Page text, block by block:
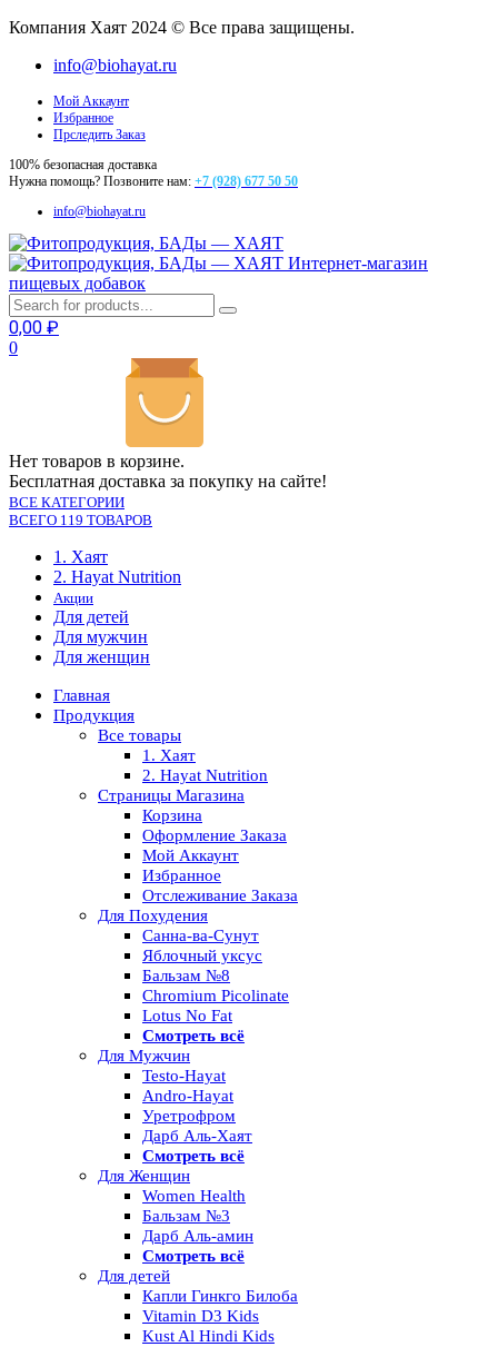
Компания Хаят 2024 © Все права защищены.
info@biohayat.ru
Мой Аккаунт
Избранное
Прследить Заказ
100% безопасная доставка
Нужна помощь? Позвоните нам: +7 (928) 677 50 50
info@biohayat.ru
Интернет-магазин
пищевых добавок
0,00 ₽
0
Нет товаров в корзине.
Бесплатная доставка за покупку на сайте!
ВСЕ КАТЕГОРИИ
ВСЕГО 119 ТОВАРОВ
1. Хаят
2. Hayat Nutrition
Акции
Для детей
Для мужчин
Для женщин
Главная
Продукция
Все товары
1. Хаят
2. Hayat Nutrition
Страницы Магазина
Корзина
Оформление Заказа
Мой Аккаунт
Избранное
Отслеживание Заказа
Для Похудения
Санна-ва-Сунут
Яблочный уксус
Бальзам №8
Chromium Picolinate
Lotus No Fat
Смотреть всё
Для Мужчин
Testo-Hayat
Andro-Hayat
Уретрофром
Дарб Аль-Хаят
Смотреть всё
Для Женщин
Women Health
Бальзам №3
Дарб Аль-амин
Смотреть всё
Для детей
Капли Гинкго Билоба
Vitamin D3 Kids
Kust Al Hindi Kids